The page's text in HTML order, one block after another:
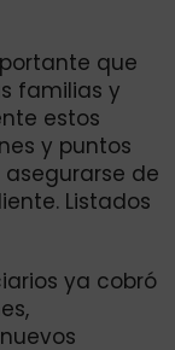
que
familias y
estos
y puntos
de
Listados
ya cobró